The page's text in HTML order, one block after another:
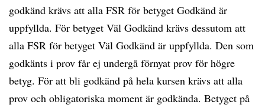
godkänd krävs att alla FSR för betyget Godkänd är
uppfyllda. För betyget Väl Godkänd krävs dessutom att
alla FSR för betyget Väl Godkänd är uppfyllda. Den som
godkänts i prov får ej undergå förnyat prov för högre
betyg. För att bli godkänd på hela kursen krävs att alla
prov och obligatoriska moment är godkända. Betyget på